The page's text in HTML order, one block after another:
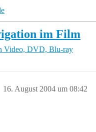
im Film
Video, DVD, Blu-ray
16. August 2004 um 08:42